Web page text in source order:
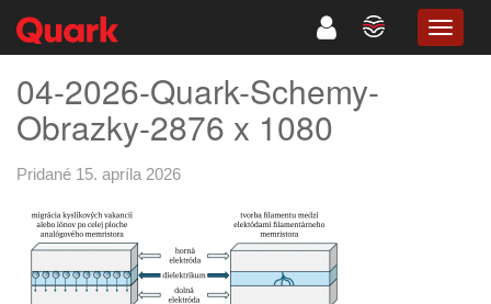
04-2026-Quark-Schemy-
Obrazky-2876 x 1080
Pridané 15. apríla 2026